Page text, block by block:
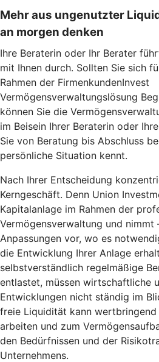
Mehr aus ungenutzter
an morgen denken
Ihre Beraterin oder Ihr Berater
mit Ihnen durch. Sollten Sie sich
Rahmen der FirmenkundenInvest
Vermögensverwaltungslösung
können Sie die
im Beisein Ihrer Beraterin oder
Sie von Beratung bis Abschluss
persönliche Situation kennt.
Nach Ihrer Entscheidung
Kerngeschäft. Denn Union
Kapitalanlage im Rahmen der
Vermögensverwaltung und nimmt
Anpassungen vor, wo es
die Entwicklung Ihrer Anlage
selbstverständlich regelmäßige
entlastet, müssen wirtschaftliche
Entwicklungen nicht ständig im
freie Liquidität kann wertbringend
arbeiten und zum
den Bedürfnissen und der
Unternehmens.